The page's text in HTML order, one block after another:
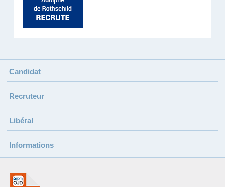
Candidat
Recruteur
Libéral
Informations